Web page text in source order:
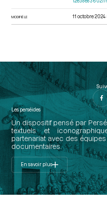
MODIFIÉ LE 11 octobre 2024
Les perséides
Un dispositif pensé par
textuels et
partenariat avec des
documentaires.
En savoir plus